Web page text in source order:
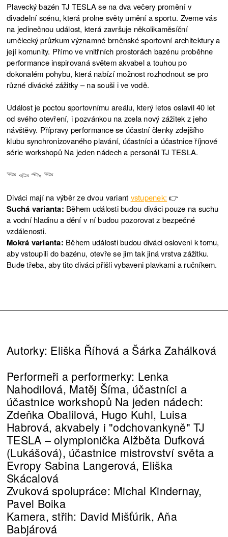
Plavecký bazén TJ TESLA se na dva večery promění v
divadelní scénu, která prolne světy umění a sportu. Zveme vás
na jedinečnou událost, která završuje několikaměsíční
umělecký průzkum významné brněnské sportovní architektury a
její komunity. Přímo ve vnitřních prostorách bazénu proběhne
performance inspirovaná světem akvabel a touhou po
dokonalém pohybu, která nabízí možnost rozhodnout se pro
různé divácké zážitky – na souši i ve vodě.
Událost je poctou sportovnímu areálu, který letos oslavil 40 let
od svého otevření, i pozvánkou na zcela nový zážitek z jeho
návštěvy. Přípravy performance se účastní členky zdejšího
klubu synchronizovaného plavání, účastníci a účastnice říjnové
série workshopů Na jeden nádech a personál TJ TESLA.
𓆝 𓆟 𓆞 𓆝
Diváci mají na výběr ze dvou variant vstupenek: 👉
Suchá varianta: Během události budou diváci pouze na suchu
a vodní hladinu a dění v ní budou pozorovat z bezpečné
vzdálenosti.
Mokrá varianta: Během události budou diváci osloveni k tomu,
aby vstoupili do bazénu, otevře se jim tak jiná vrstva zážitku.
Bude třeba, aby tito diváci přišli vybaveni plavkami a ručníkem.
Autorky: Eliška Říhová a Šárka Zahálková
Performeři a performerky: Lenka
Nahodilová, Matěj Šíma, účastníci a
účastnice workshopů Na jeden nádech:
Zdeňka Obalilová, Hugo Kuhl, Luisa
Habrová, akvabely i "odchovankyně" TJ
TESLA – olympionička Alžběta Dufková
(Lukášová), účastnice mistrovství světa a
Evropy Sabina Langerová, Eliška
Skácalová
Zvuková spolupráce: Michal Kindernay,
Pavel Boika
Kamera, střih: David Mišťúrik, Aňa
Babjárová